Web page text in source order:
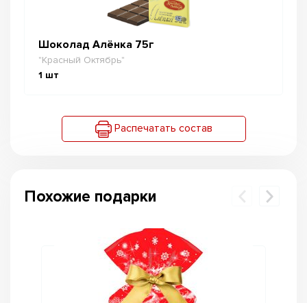
Шоколад Алёнка 75г
"Красный Октябрь"
1 шт
Распечатать состав
Похожие подарки